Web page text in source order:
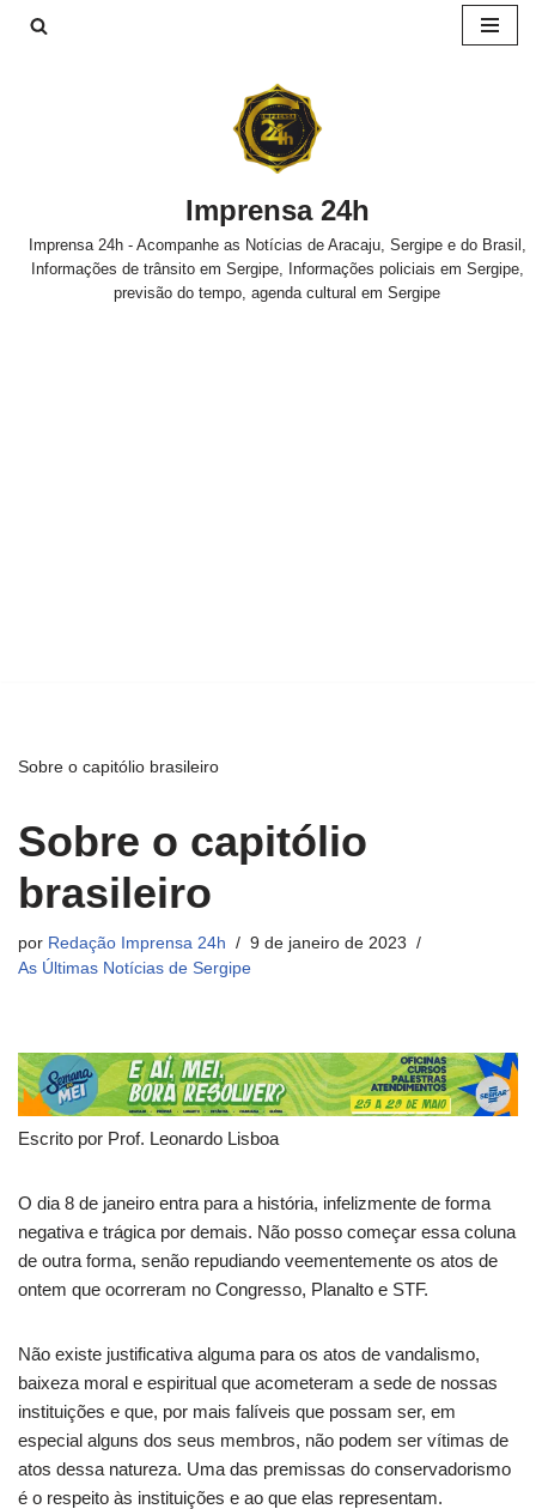
Imprensa 24h
Imprensa 24h - Acompanhe as Notícias de Aracaju, Sergipe e do Brasil,
Informações de trânsito em Sergipe, Informações policiais em Sergipe,
previsão do tempo, agenda cultural em Sergipe
Sobre o capitólio brasileiro
Sobre o capitólio
brasileiro
por Redação Imprensa 24h
9 de janeiro de 2023
As Últimas Notícias de Sergipe
Escrito por Prof. Leonardo Lisboa
O dia 8 de janeiro entra para a história, infelizmente de forma
negativa e trágica por demais. Não posso começar essa coluna
de outra forma, senão repudiando veementemente os atos de
ontem que ocorreram no Congresso, Planalto e STF.
Não existe justificativa alguma para os atos de vandalismo,
baixeza moral e espiritual que acometeram a sede de nossas
instituições e que, por mais falíveis que possam ser, em
especial alguns dos seus membros, não podem ser vítimas de
atos dessa natureza. Uma das premissas do conservadorismo
é o respeito às instituições e ao que elas representam.